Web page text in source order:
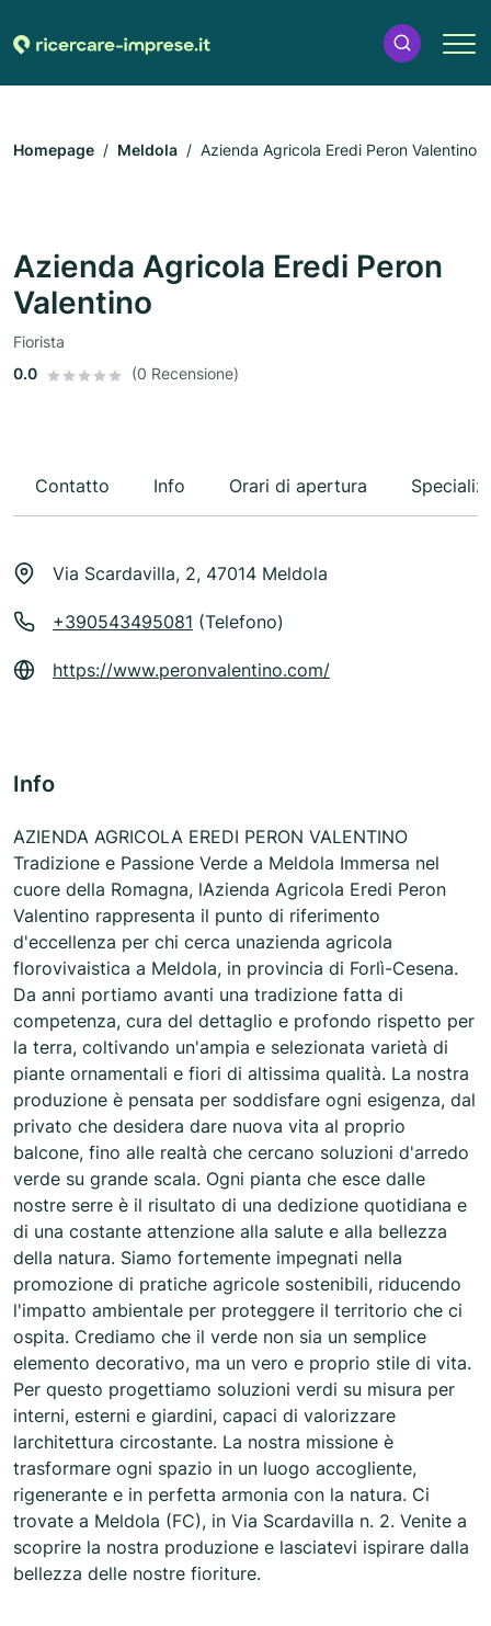
Homepage Meldola Azienda Agricola Eredi Peron Valentino
Azienda Agricola Eredi Peron
Valentino
Fiorista
0.0
(0 Recensione)
Contatto Info Orari di apertura
Via Scardavilla, 2, 47014 Meldola
+390543495081 (Telefono)
https://www.peronvalentino.com/
Info
AZIENDA AGRICOLA EREDI PERON VALENTINO
Tradizione e Passione Verde a Meldola Immersa nel
cuore della Romagna, lAzienda Agricola Eredi Peron
Valentino rappresenta il punto di riferimento
d'eccellenza per chi cerca unazienda agricola
florovivaistica a Meldola, in provincia di Forlì-Cesena.
Da anni portiamo avanti una tradizione fatta di
competenza, cura del dettaglio e profondo rispetto per
la terra, coltivando un'ampia e selezionata varietà di
piante ornamentali e fiori di altissima qualità. La nostra
produzione è pensata per soddisfare ogni esigenza, dal
privato che desidera dare nuova vita al proprio
balcone, fino alle realtà che cercano soluzioni d'arredo
verde su grande scala. Ogni pianta che esce dalle
nostre serre è il risultato di una dedizione quotidiana e
di una costante attenzione alla salute e alla bellezza
della natura. Siamo fortemente impegnati nella
promozione di pratiche agricole sostenibili, riducendo
l'impatto ambientale per proteggere il territorio che ci
ospita. Crediamo che il verde non sia un semplice
elemento decorativo, ma un vero e proprio stile di vita.
Per questo progettiamo soluzioni verdi su misura per
interni, esterni e giardini, capaci di valorizzare
larchitettura circostante. La nostra missione è
trasformare ogni spazio in un luogo accogliente,
rigenerante e in perfetta armonia con la natura. Ci
trovate a Meldola (FC), in Via Scardavilla n. 2. Venite a
scoprire la nostra produzione e lasciatevi ispirare dalla
bellezza delle nostre fioriture.